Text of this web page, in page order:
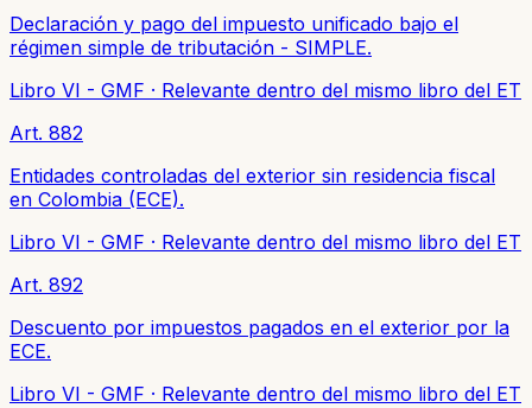
Declaración y pago del impuesto unificado bajo el
régimen simple de tributación - SIMPLE.
Libro VI - GMF · Relevante dentro del mismo libro del ET
Art. 882
Entidades controladas del exterior sin residencia fiscal
en Colombia (ECE).
Libro VI - GMF · Relevante dentro del mismo libro del ET
Art. 892
Descuento por impuestos pagados en el exterior por la
ECE.
Libro VI - GMF · Relevante dentro del mismo libro del ET